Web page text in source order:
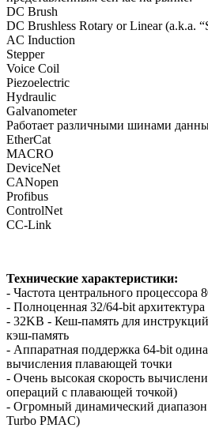
DC Brush
DC Brushless Rotary or Linear (a.k.a.
AC Induction
Stepper
Voice Coil
Piezoelectric
Hydraulic
Galvanometer
Работает различными шинами
EtherCat
MACRO
DeviceNet
CANopen
Profibus
ControlNet
CC-Link
Технические характеристики:
- Частота центрального процессора
- Полноценная 32/64-bit архитектура
- 32KB - Кеш-память для
кэш-память
- Аппаратная поддержка 64-bit
вычисления плавающей точки
- Очень высокая скорость
операций с плавающей точкой)
- Огромный динамический
Turbo PMAC)